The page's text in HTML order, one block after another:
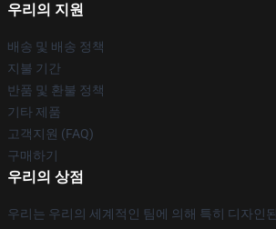
우리의 지원
배송 및 배송 정책
지불 기간
반품 및 환불 정책
기타 제품
고객지원 (FAQ)
구매하기
우리의 상점
우리는 우리의 세계적인 팀에 의해 특히 디자인